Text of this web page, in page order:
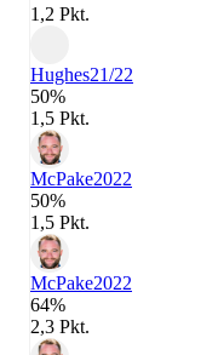
1,2 Pkt.
Hughes21/22
50%
1,5 Pkt.
McPake2022
50%
1,5 Pkt.
McPake2022
64%
2,3 Pkt.